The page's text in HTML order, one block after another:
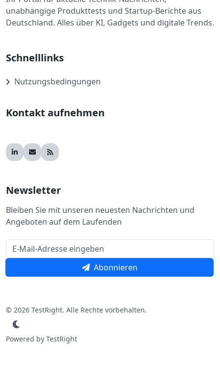
unabhängige Produkttests und Startup-Berichte aus
Deutschland. Alles über KI, Gadgets und digitale Trends.
Schnelllinks
Nutzungsbedingungen
Kontakt aufnehmen
Newsletter
Bleiben Sie mit unseren neuesten Nachrichten und
Angeboten auf dem Laufenden
Abonnieren
© 2026 TestRight. Alle Rechte vorbehalten.
Powered by TestRight